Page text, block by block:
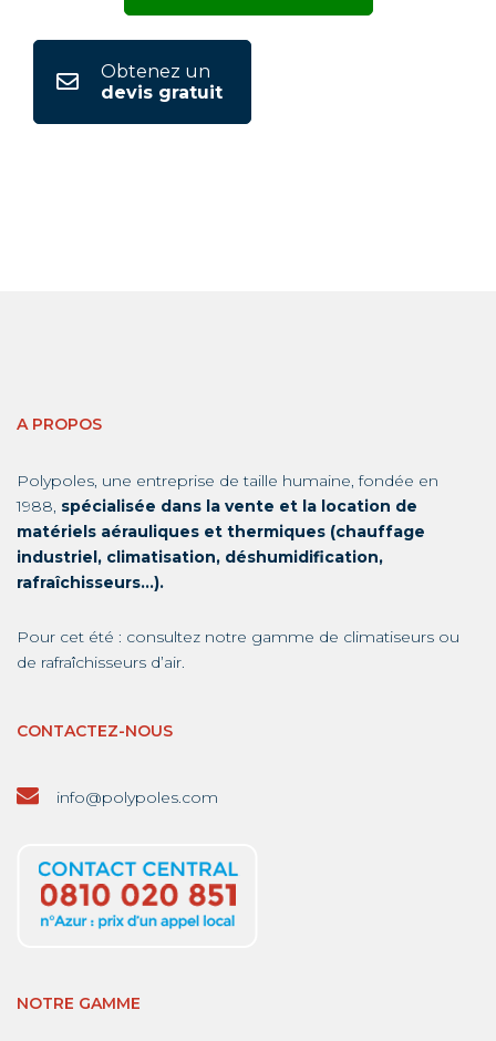
Obtenez un
devis gratuit
A PROPOS
Polypoles, une entreprise de taille humaine, fondée en
1988, spécialisée dans la vente et la location de
matériels aérauliques et thermiques (chauffage
industriel, climatisation, déshumidification,
rafraîchisseurs…).
Pour cet été : consultez notre gamme de climatiseurs ou
de rafraîchisseurs d’air.
CONTACTEZ-NOUS
info@polypoles.com
NOTRE GAMME